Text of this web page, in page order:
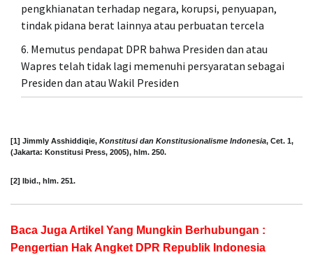
pengkhianatan terhadap negara, korupsi, penyuapan,
tindak pidana berat lainnya atau perbuatan tercela
Memutus pendapat DPR bahwa Presiden dan atau
Wapres telah tidak lagi memenuhi persyaratan sebagai
Presiden dan atau Wakil Presiden
[1] Jimmly Asshiddiqie, Konstitusi dan Konstitusionalisme Indonesia, Cet. 1,
(Jakarta: Konstitusi Press, 2005), hlm. 250.
[2] Ibid., hlm. 251.
Baca Juga Artikel Yang Mungkin Berhubungan :
Pengertian Hak Angket DPR Republik Indonesia